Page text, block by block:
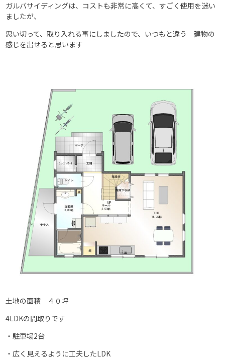
ガルバサイディングは、コストも非常に高くて、すごく使用を迷い
ましたが、
思い切って、取り入れる事にしましたので、いつもと違う 建物の
感じを出せると思います
土地の面積 ４０坪
4LDKの間取りです
・駐車場2台
・広く見えるように工夫したLDK